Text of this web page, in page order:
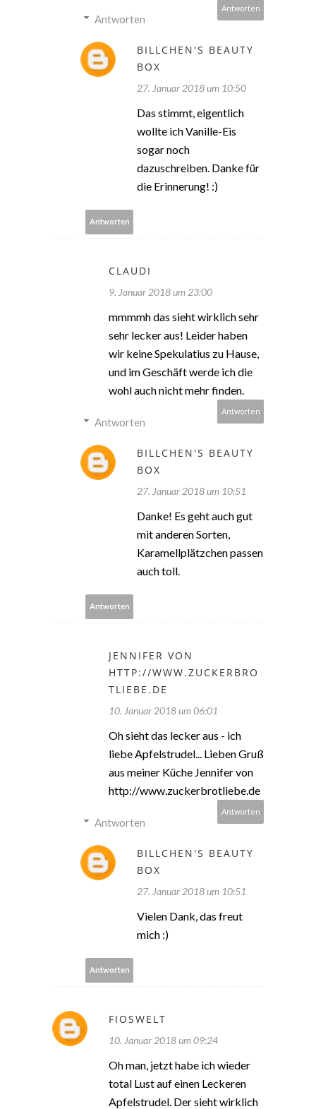
Antworten
Antworten
BILLCHEN'S BEAUTY
BOX
27. Januar 2018 um 10:50
Das stimmt, eigentlich
wollte ich Vanille-Eis
sogar noch
dazuschreiben. Danke für
die Erinnerung! :)
Antworten
CLAUDI
9. Januar 2018 um 23:00
mmmmh das sieht wirklich sehr
sehr lecker aus! Leider haben
wir keine Spekulatius zu Hause,
und im Geschäft werde ich die
wohl auch nicht mehr finden.
Antworten
Antworten
BILLCHEN'S BEAUTY
BOX
27. Januar 2018 um 10:51
Danke! Es geht auch gut
mit anderen Sorten,
Karamellplätzchen passen
auch toll.
Antworten
JENNIFER VON
HTTP://WWW.ZUCKERBRO
TLIEBE.DE
10. Januar 2018 um 06:01
Oh sieht das lecker aus - ich
liebe Apfelstrudel... Lieben Gruß
aus meiner Küche Jennifer von
http://www.zuckerbrotliebe.de
Antworten
Antworten
BILLCHEN'S BEAUTY
BOX
27. Januar 2018 um 10:51
Vielen Dank, das freut
mich :)
Antworten
FIOSWELT
10. Januar 2018 um 09:24
Oh man, jetzt habe ich wieder
total Lust auf einen Leckeren
Apfelstrudel. Der sieht wirklich